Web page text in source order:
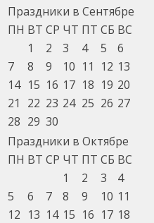
Праздники в Сентябре
ПН ВТ СР ЧТ ПТ СБ ВС
1
2 3 4 5
6
7
8 9 10 11 12 13
14 15 16 17 18 19 20
21
22 23 24 25 26 27
28 29 30
Праздники в Октябре
ПН ВТ СР ЧТ ПТ СБ ВС
1
2 3
4
5
6 7 8 9 10 11
12 13 14 15 16 17 18